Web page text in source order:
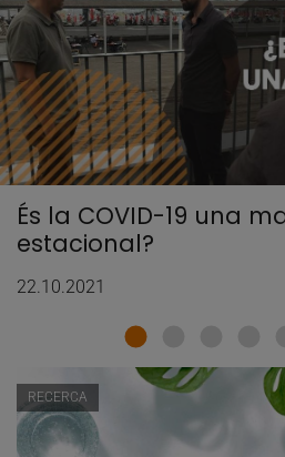
És la COVID-19 una
estacional?
22.10.2021
RECERCA